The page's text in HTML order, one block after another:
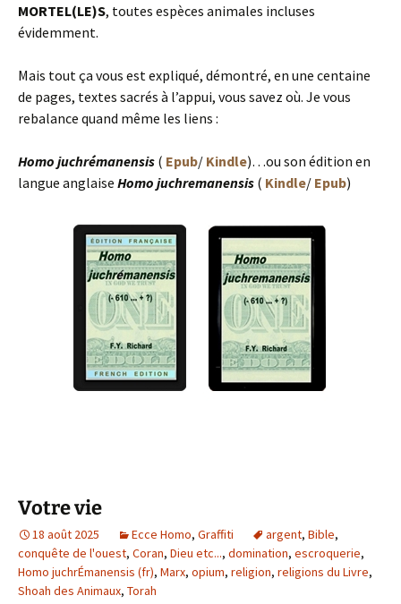
MORTEL(LE)S, toutes espèces animales incluses
évidemment.
Mais tout ça vous est expliqué, démontré, en une centaine
de pages, textes sacrés à l’appui, vous savez où. Je vous
rebalance quand même les liens :
Homo juchrémanensis ( Epub/ Kindle)…ou son édition en
langue anglaise Homo juchremanensis ( Kindle/ Epub)
Votre vie
18 août 2025 Ecce Homo, Graffiti argent, Bible,
conquête de l'ouest, Coran, Dieu etc..., domination, escroquerie,
Homo juchrÉmanensis (fr), Marx, opium, religion, religions du Livre,
Shoah des Animaux, Torah